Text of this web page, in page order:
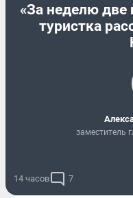
«За неделю
туристка
заместитель
14 часов 7